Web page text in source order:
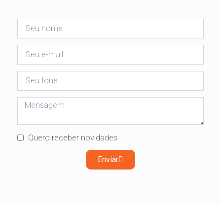
Quero receber novidades
Enviar